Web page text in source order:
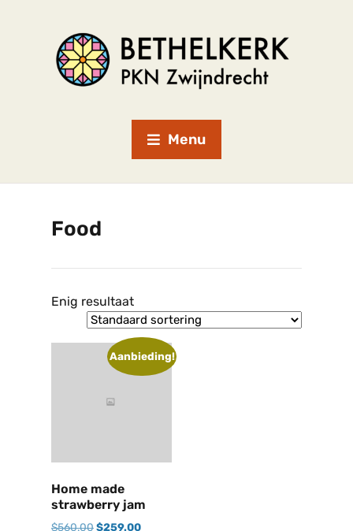
Menu
Food
Enig resultaat
Aanbieding!
Home made
strawberry jam
$560.00$259.00